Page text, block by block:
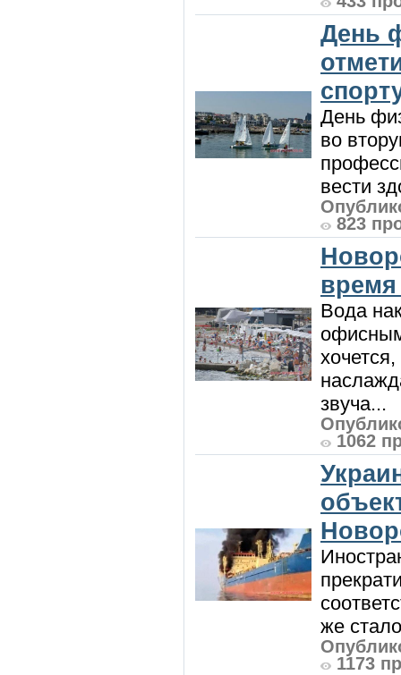
День
День
во
вести
823
Вода
звуча...
1062
же
1173